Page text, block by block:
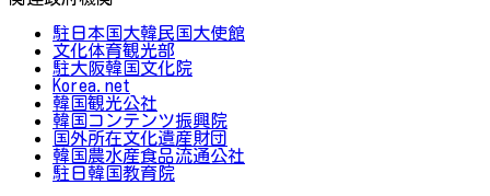
駐日本国大韓民国大使館
文化体育観光部
駐大阪韓国文化院
Korea.net
韓国観光公社
韓国コンテンツ振興院
国外所在文化遺産財団
韓国農水産食品流通公社
駐日韓国教育院